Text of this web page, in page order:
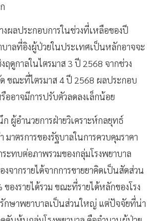
งผลประกอบการในช่วงที่เหลือของปี
บาลที่อิงผู้ป่วยในประเทศเป็นหลักอาจจะ
ฤดูกาลในไตรมาส 3 ปี 2568 จากช่วง
ขณะที่ไตรมาส 4 ปี 2568 ผลประกอบ
ออาจมีการปรับตัวลดลงเล็กน้อย
ผู้อำนวยการฝ่ายวิเคราะห์กลยุทธ์
มาตรการของรัฐบาลในการควบคุมราคา
ระทบต่อภาพรวมของกลุ่มโรงพยาบาล
จากรายได้จากการขายยาคิดเป็นสัดส่วน
องรายได้รวม ขณะที่รายได้หลักของโรง
กษาพยาบาลเป็นส่วนใหญ่ แต่ปัจจัยที่น่า